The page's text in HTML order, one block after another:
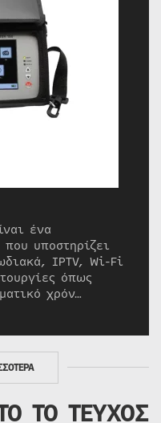
ένα
υποστηρίζει
IPTV, Wi-Fi
όπως
χρόν…
ΤΟ ΤΕΥΧΟΣ